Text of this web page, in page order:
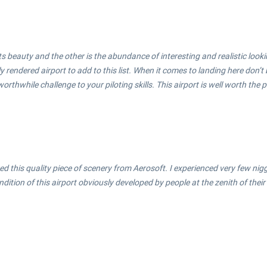
beauty and the other is the abundance of interesting and realistic
airport to add to this list. When it comes to landing here
challenge to your piloting skills. This airport is well worth the
this quality piece of scenery from Aerosoft. I experienced very few
of this airport obviously developed by people at the zenith of